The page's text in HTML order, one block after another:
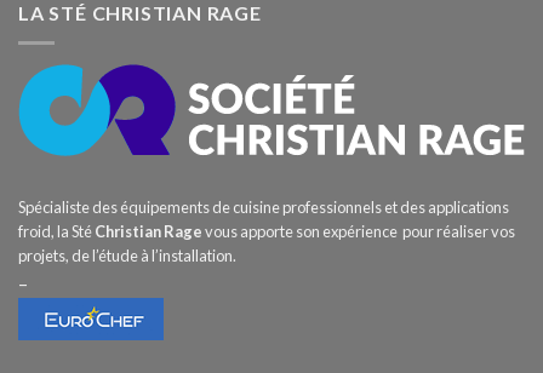
LA STÉ CHRISTIAN RAGE
Spécialiste des équipements de cuisine professionnels et des applications
froid, la StéChristian Ragevous apporte son expérience pour réaliser vos
projets, de l’étude à l’installation.
–